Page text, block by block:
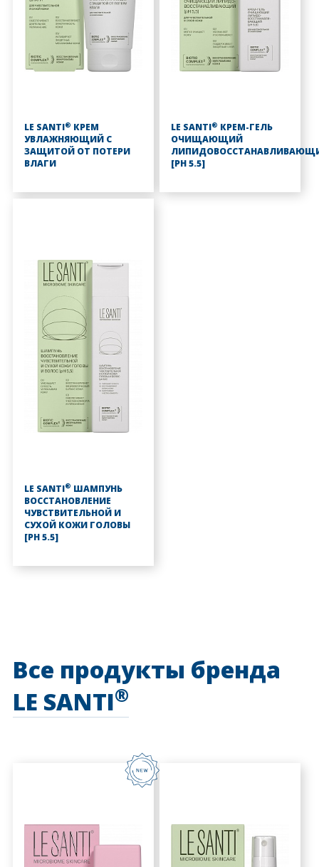
LE SANTI® КРЕМ
УВЛАЖНЯЮЩИЙ С
ЗАЩИТОЙ ОТ ПОТЕРИ
ВЛАГИ
LE SANTI® КРЕМ-ГЕЛЬ
ОЧИЩАЮЩИЙ
[PH 5.5]
LE SANTI® ШАМПУНЬ
ВОССТАНОВЛЕНИЕ
ЧУВСТВИТЕЛЬНОЙ И
СУХОЙ КОЖИ ГОЛОВЫ
[PH 5.5]
Все продукты бренда
LE SANTI®